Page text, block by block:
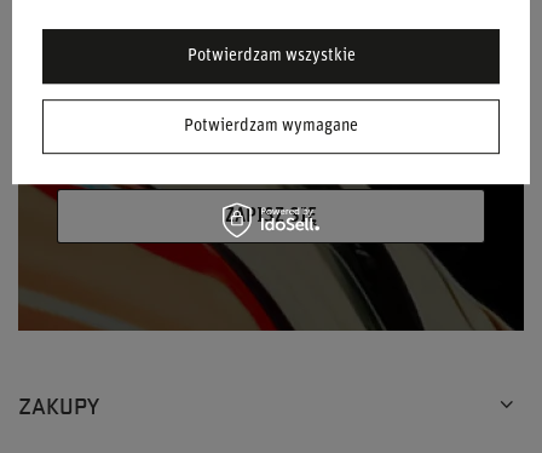
danych osobowych (adres e-mail) na potrzeby
wysyłki newslettera z informacją handlową
(marketing). Więcej wpolityce prywatności.
ZAPISZ SIĘ
ZAKUPY
Potwierdzam wymagane
Potwierdzam wszystkie